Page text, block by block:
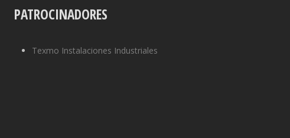
PATROCINADORES
Texmo Instalaciones Industriales